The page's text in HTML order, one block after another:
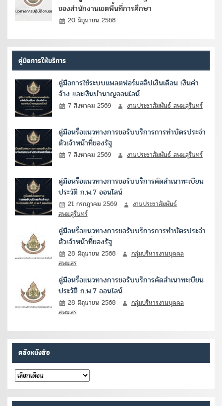
ของสำนักงานเขตพื้นที่การศึกษา
20 มิถุนายน 2568
คู่มือการให้บริการ
คู่มือการใช้ระบบแพลตฟอร์มสลิปเงินเดือน เงินค่า
จ้าง และเงินบำนาญออนไลน์
7 สิงหาคม 2569 งานประชาสัมพันธ์ สพม.สุรินทร์
คู่มือหรือแนวทางการขอรับบริการการทำบัตรประจำ
ตัวเจ้าหน้าที่ของรัฐ
7 สิงหาคม 2569 งานประชาสัมพันธ์ สพม.สุรินทร์
คู่มือหรือแนวทางการขอรับบริการคัดสำเนาทะเบียน
ประวัติ ก.พ.7 ออนไลน์
21 กรกฎาคม 2569
งานประชาสัมพันธ์
สพม.สุรินทร์
คู่มือหรือแนวทางการขอรับบริการการทำบัตรประจำ
ตัวเจ้าหน้าที่ของรัฐ
28 มิถุนายน 2568
กลุ่มบริหารงานบุคคล
สพม.สร
คู่มือหรือแนวทางการขอรับบริการคัดสำเนาทะเบียน
ประวัติ ก.พ.7 ออนไลน์
28 มิถุนายน 2568
กลุ่มบริหารงานบุคคล
สพม.สร
คลังหนังสือ
คลัง
หนังสือ